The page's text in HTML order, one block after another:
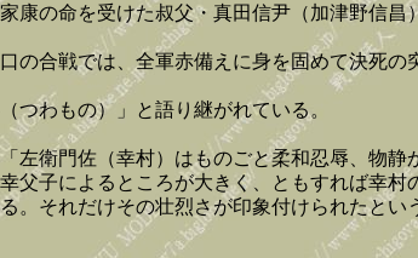
康の命を受けた叔父・真田信尹（加津野信
の合戦では、全軍赤備えに身を固めて決死
つわもの）」と語り継がれている。
左衛門佐（幸村）はものごと柔和忍辱、物
父子によるところが大きく、ともすれば幸
。それだけその壮烈さが印象付けられたとい